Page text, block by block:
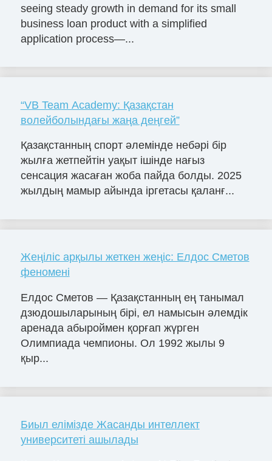
seeing steady growth in demand for its small
business loan product with a simplified
application process—...
“VB Team Academy: Қазақстан
волейболындағы жаңа деңгей”
Қазақстанның спорт әлемінде небәрі бір
жылға жетпейтін уақыт ішінде нағыз
сенсация жасаған жоба пайда болды. 2025
жылдың мамыр айында іргетасы қаланғ...
Жеңіліс арқылы жеткен жеңіс: Елдос Сметов
феномені
Елдос Сметов — Қазақстанның ең танымал
дзюдошыларының бірі, ел намысын әлемдік
аренада абыроймен қорғап жүрген
Олимпиада чемпионы. Ол 1992 жылы 9
қыр...
Биыл елімізде Жасанды интеллект
университеті ашылады